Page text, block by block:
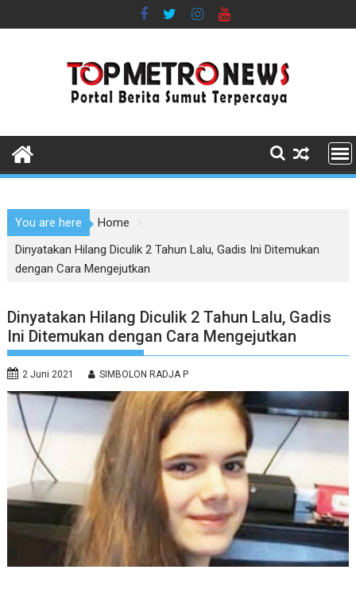
to
You are here
Home
Dinyatakan Hilang Diculik 2 Tahun Lalu, Gadis Ini Ditemukan
dengan Cara Mengejutkan
Dinyatakan Hilang Diculik 2 Tahun Lalu, Gadis
Ini Ditemukan dengan Cara Mengejutkan
2 Juni 2021 SIMBOLON RADJA P